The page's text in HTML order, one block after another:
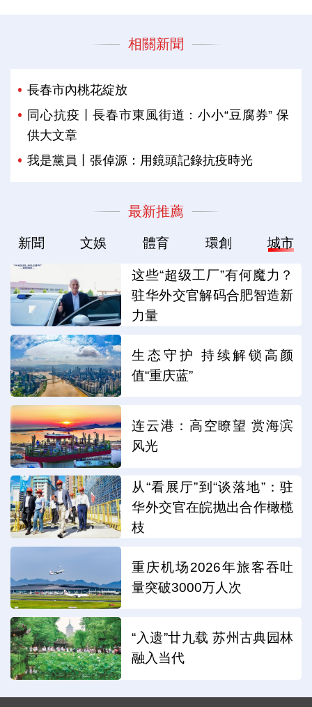
相關新聞
長春市內桃花綻放
同心抗疫丨長春市東風街道：小小“豆腐券” 保
供大文章
我是黨員丨張倬源：用鏡頭記錄抗疫時光
最新推薦
新聞 文娛 體育 環創 城市
这些“超级工厂”有何魔力？
驻华外交官解码合肥智造新
力量
生态守护 持续解锁高颜
值“重庆蓝”
连云港：高空瞭望 赏海滨
风光
从“看展厅”到“谈落地”：驻
华外交官在皖抛出合作橄榄
枝
重庆机场2026年旅客吞吐
量突破3000万人次
“入遗”廿九载 苏州古典园林
融入当代